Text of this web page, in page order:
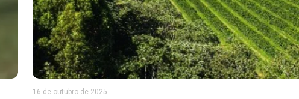
16 de outubro de 2025